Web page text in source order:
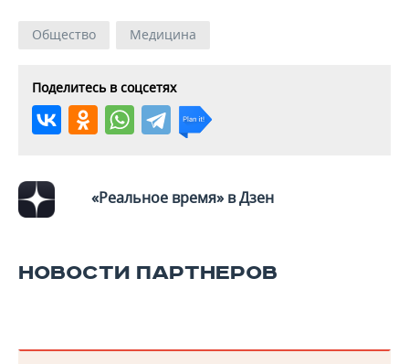
Общество Медицина
Поделитесь в соцсетях
«Реальное время» в Дзен
НОВОСТИ ПАРТНЕРОВ